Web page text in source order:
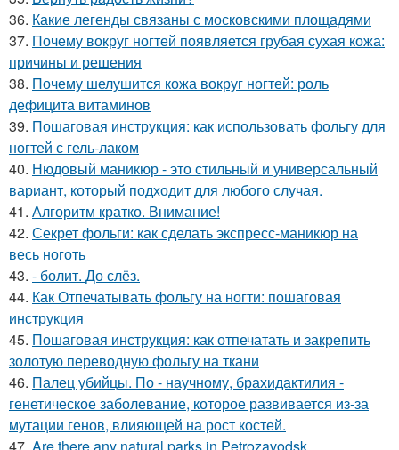
36. Какие легенды связаны с московскими площадями
37. Почему вокруг ногтей появляется грубая сухая кожа:
причины и решения
38. Почему шелушится кожа вокруг ногтей: роль
дефицита витаминов
39. Пошаговая инструкция: как использовать фольгу для
ногтей с гель-лаком
40. Нюдовый маникюр - это стильный и универсальный
вариант, который подходит для любого случая.
41. Алгоритм кратко. Внимание!
42. Секрет фольги: как сделать экспресс-маникюр на
весь ноготь
43. - болит. До слёз.
44. Как Отпечатывать фольгу на ногти: пошаговая
инструкция
45. Пошаговая инструкция: как отпечатать и закрепить
золотую переводную фольгу на ткани
46. Палец убийцы. По - научному, брахидактилия -
генетическое заболевание, которое развивается из-за
мутации генов, влияющей на рост костей.